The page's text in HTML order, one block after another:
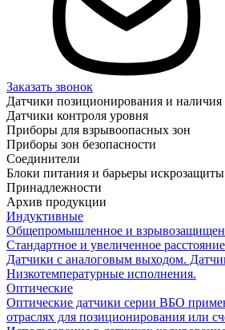
Заказать звонок
Датчики позиционирования и наличия
Датчики контроля уровня
Приборы для взрывоопасных зон
Приборы зон безопасности
Соединители
Блоки питания и барьеры искрозащиты
Принадлежности
Архив продукции
Индуктивные
Общепромышленное и
Стандартное и увеличенное
Датчики с аналоговым выходом.
Низкотемпературные исполнения.
Оптические
Оптические датчики серии ВБО
отраслях для позиционирования или